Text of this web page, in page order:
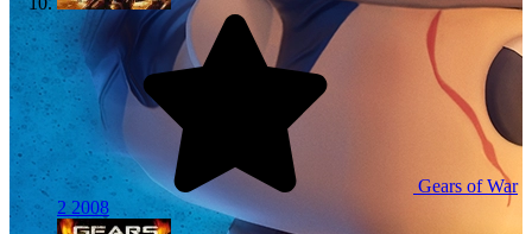
Gears of War
2 2008